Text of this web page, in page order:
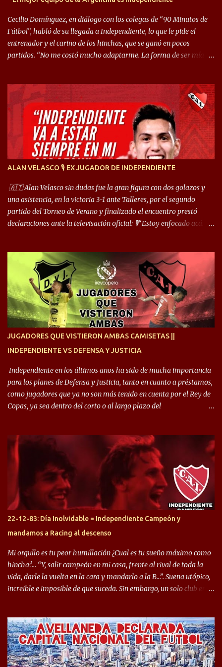
Cecilio Domínguez, en diálogo con los colegas de “90 Minutos de
Fútbol”, habló de su llegada a Independiente, lo que le pide el
entrenador y el cariño de los hinchas, que se ganó en pocos
partidos. “No me costó mucho adaptarme. La forma de ser mía
llegué a un Independiente que juega muy dinámico y me gusta
mucho. Me favorece por la forma de jugar mía y eso también
ayudó a que me adapte”. “Me siento mejor por izquierda, pero me
gusta mucho jugar de 9, y juego sin problemas por derecha
también. Jugar de 9 y de extremo por izquierda es diferente. A mi
me gusta jugar por fuera, porque tengo mas posibilidades de
encarar, de enganchar. Pero yo soy un hombre que pica mucho y
arco y tengo más posibilidades”. Sobre lo que le pide el DT,
comentó: “Cuando juego de 9, obviamente me pide presionar, y
cuand...
ALAN VELASCO 🎙 EX JUGADOR DE INDEPENDIENTE
🇦🇹 Alan Velasco sin dudas fue la gran figura con dos golazos y
una asistencia, en la victoria 3-1 ante Talleres, por el segundo
partido del Torneo de Verano y finalizado el encuentro prestó
declaraciones ante la televisación oficial: 🎙️“Estoy enfocado acá.
ojalá sea lo mejor para el club y para mí. Independiente va a estar
siempre en mi corazón”. 🎙️“Siempre que me tocó vestir la camiseta
quise dar lo mejor. Si me toca marcharme, estoy agradecido al
hincha”. 🎙️“El equipo hizo un gran trabajo, quedó demostrado en el
resultado. Es nuestro segundo partido, en la pretemporada nos
enfocamos en la preparación física. El grupo está encontrando la
JUGADORES QUE VISTIERON AMBAS CAMISETAS ||
INDEPENDIENTE VS DEFENSA Y JUSTICIA
Independiente en los últimos años ha sido de mucha importancia
para los planes de Defensa y Justicia, tanto en cuanto a préstamos,
como jugadores que ya no son más tenido en cuenta por el Rey de
Copas, ya sea dentro del corto o al largo plazo del
Halcón de Varela, como lo es Brian Romero, quien paso a
préstamo allí durante el último mercado de pases y ha rendido de
gran manera, convirtiendo goles importantes, sobre todo en la
copa sudamericana. Pero no sucedió lo mismo en cuanto al
rendimiento que ha producido en el Rojo. Pasando a jugadores que
jugaron en Defensa y ahora están en el rojo, tenemos a la dupla
Gastón Togni y Domingo Blanco, donde ambos explotaron
futbolísticamente hablando en el equipo de Varela, donde, por
ejemplo, el caso de Mingo llego a ser tenido en cuenta para el
Seleccionado Argentino, rendimiento que aún no ha logrado
mostrar en Independiente. En e...
22-12-83: Día Inolvidable = Independiente Campeón y
mandamos a Racing al descenso
Mi orgullo es tu peor humillación ¿Cual es tu sueño máximo como
hincha?… “Y, salir campeón en mi casa, frente al rival de toda la
vida, darle la vuelta en la cara y mandarlo a la B…”. Suena utópico,
increible e imposible de que suceda. Sin embargo, un solo club en el
campeonato del '83 año consagratorio para el Rojo y, por el otro, el
haber mandado al descenso a su eterno rival. 22 de diciembre de
1983 es una fecha que pocos hinchas de Independiente pueden
dejar en el olvido. Es que ese día, el "Rojo" derrotó a Racing por 2 a